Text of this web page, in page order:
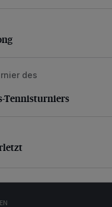
des
Tennisturniers